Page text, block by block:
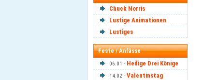
Chuck Norris
Lustige Animationen
Lustiges
Feste / Anlässe
06.01 - Heilige Drei Könige
14.02 - Valentinstag